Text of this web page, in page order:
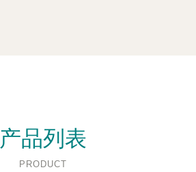
产品列表
PRODUCT